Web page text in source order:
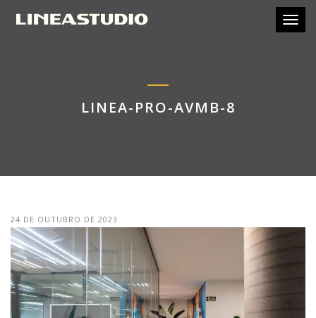
LINEA-PRO-AVMB-8
24 DE OUTUBRO DE 2023